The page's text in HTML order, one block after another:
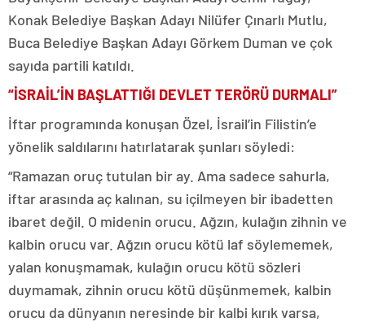
Konak Belediye Başkan Adayı Nilüfer Çınarlı Mutlu,
Buca Belediye Başkan Adayı Görkem Duman ve çok
sayıda partili katıldı.
“İSRAİL’İN BAŞLATTIĞI DEVLET TERÖRÜ DURMALI”
İftar programında konuşan Özel, İsrail’in Filistin’e
yönelik saldılarını hatırlatarak şunları söyledi:
“Ramazan oruç tutulan bir ay. Ama sadece sahurla,
iftar arasında aç kalınan, su içilmeyen bir ibadetten
ibaret değil. O midenin orucu. Ağzın, kulağın zihnin ve
kalbin orucu var. Ağzın orucu kötü laf söylememek,
yalan konuşmamak, kulağın orucu kötü sözleri
duymamak, zihnin orucu kötü düşünmemek, kalbin
orucu da dünyanın neresinde bir kalbi kırık varsa,